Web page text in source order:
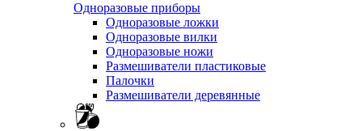
Одноразовые приборы
Одноразовые ложки
Одноразовые вилки
Одноразовые ножи
Размешиватели пластиковые
Палочки
Размешиватели деревянные